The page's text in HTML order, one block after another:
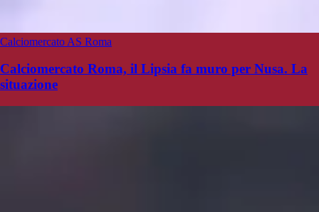
Calciomercato AS Roma
Calciomercato Roma, il Lipsia fa muro per Nusa. La
situazione